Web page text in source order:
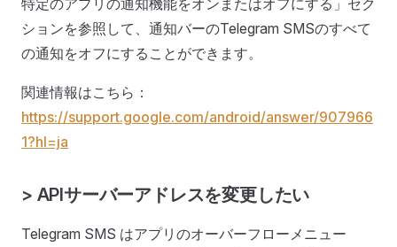
特定のアプリの通知機能をオンまたはオフにする」セク
ションを参照して、通知バーのTelegram SMSのすべて
の通知をオフにすることができます。
関連情報はこちら：
https://support.google.com/android/answer/907966
1?hl=ja
> APIサーバーアドレスを変更したい
Telegram SMS はアプリのオーバーフローメニュー